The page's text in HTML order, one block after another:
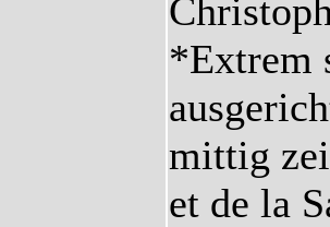
*Extrem
mittig
et de la